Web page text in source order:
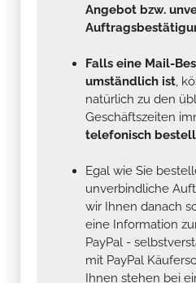
Angebot bzw.
Falls eine Mail-
umständlich ist,
natürlich zu den
Geschäftszeiten
telefonisch
Egal wie Sie
unverbindliche
wir Ihnen danach
eine Information
PayPal -
mit PayPal
Ihnen stehen bei